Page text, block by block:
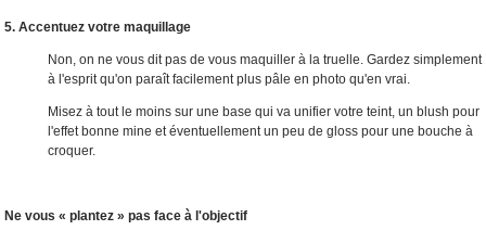
5. Accentuez votre maquillage
Non, on ne vous dit pas de vous maquiller à la truelle. Gardez simplement
à l'esprit qu'on paraît facilement plus pâle en photo qu'en vrai.
Misez à tout le moins sur une base qui va unifier votre teint, un blush pour
l'effet bonne mine et éventuellement un peu de gloss pour une bouche à
croquer.
Ne vous « plantez » pas face à l'objectif